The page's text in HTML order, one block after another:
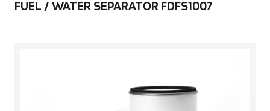
FUEL / WATER SEPARATOR FDFS1007